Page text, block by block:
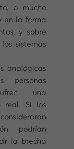
o mucho
en la forma
y sobre
sistemas
analógicas
personas
una
real. Si los
podrían
la brecha